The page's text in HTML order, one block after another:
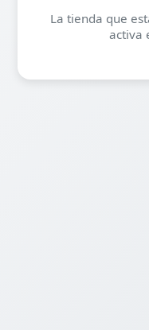
La tienda que
activa